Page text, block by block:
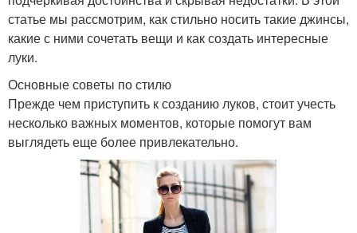
статье мы рассмотрим, как стильно носить такие джинсы,
какие с ними сочетать вещи и как создать интересные
луки.
Основные советы по стилю
Прежде чем приступить к созданию луков, стоит учесть
несколько важных моментов, которые помогут вам
выглядеть еще более привлекательно.